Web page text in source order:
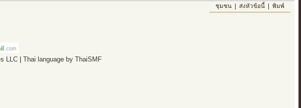
ชุมชน| ส่งหัวข้อนี้| พิมพ์
LLC| Thai language by ThaiSMF